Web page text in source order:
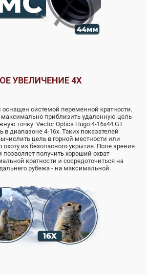
УВЕЛИЧЕНИЕ 4X
системой переменной кратности.
приблизить удаленную цель
точку. Vector Optics Hugo 4-16x44 GT
в диапазоне 4-16х. Таких показателей
цель в горной местности или
охоту из безопасного укрытия. Поле зрения
позволяет получить хороший охват
кратности и сосредоточиться на
рубежа - на максимальной.